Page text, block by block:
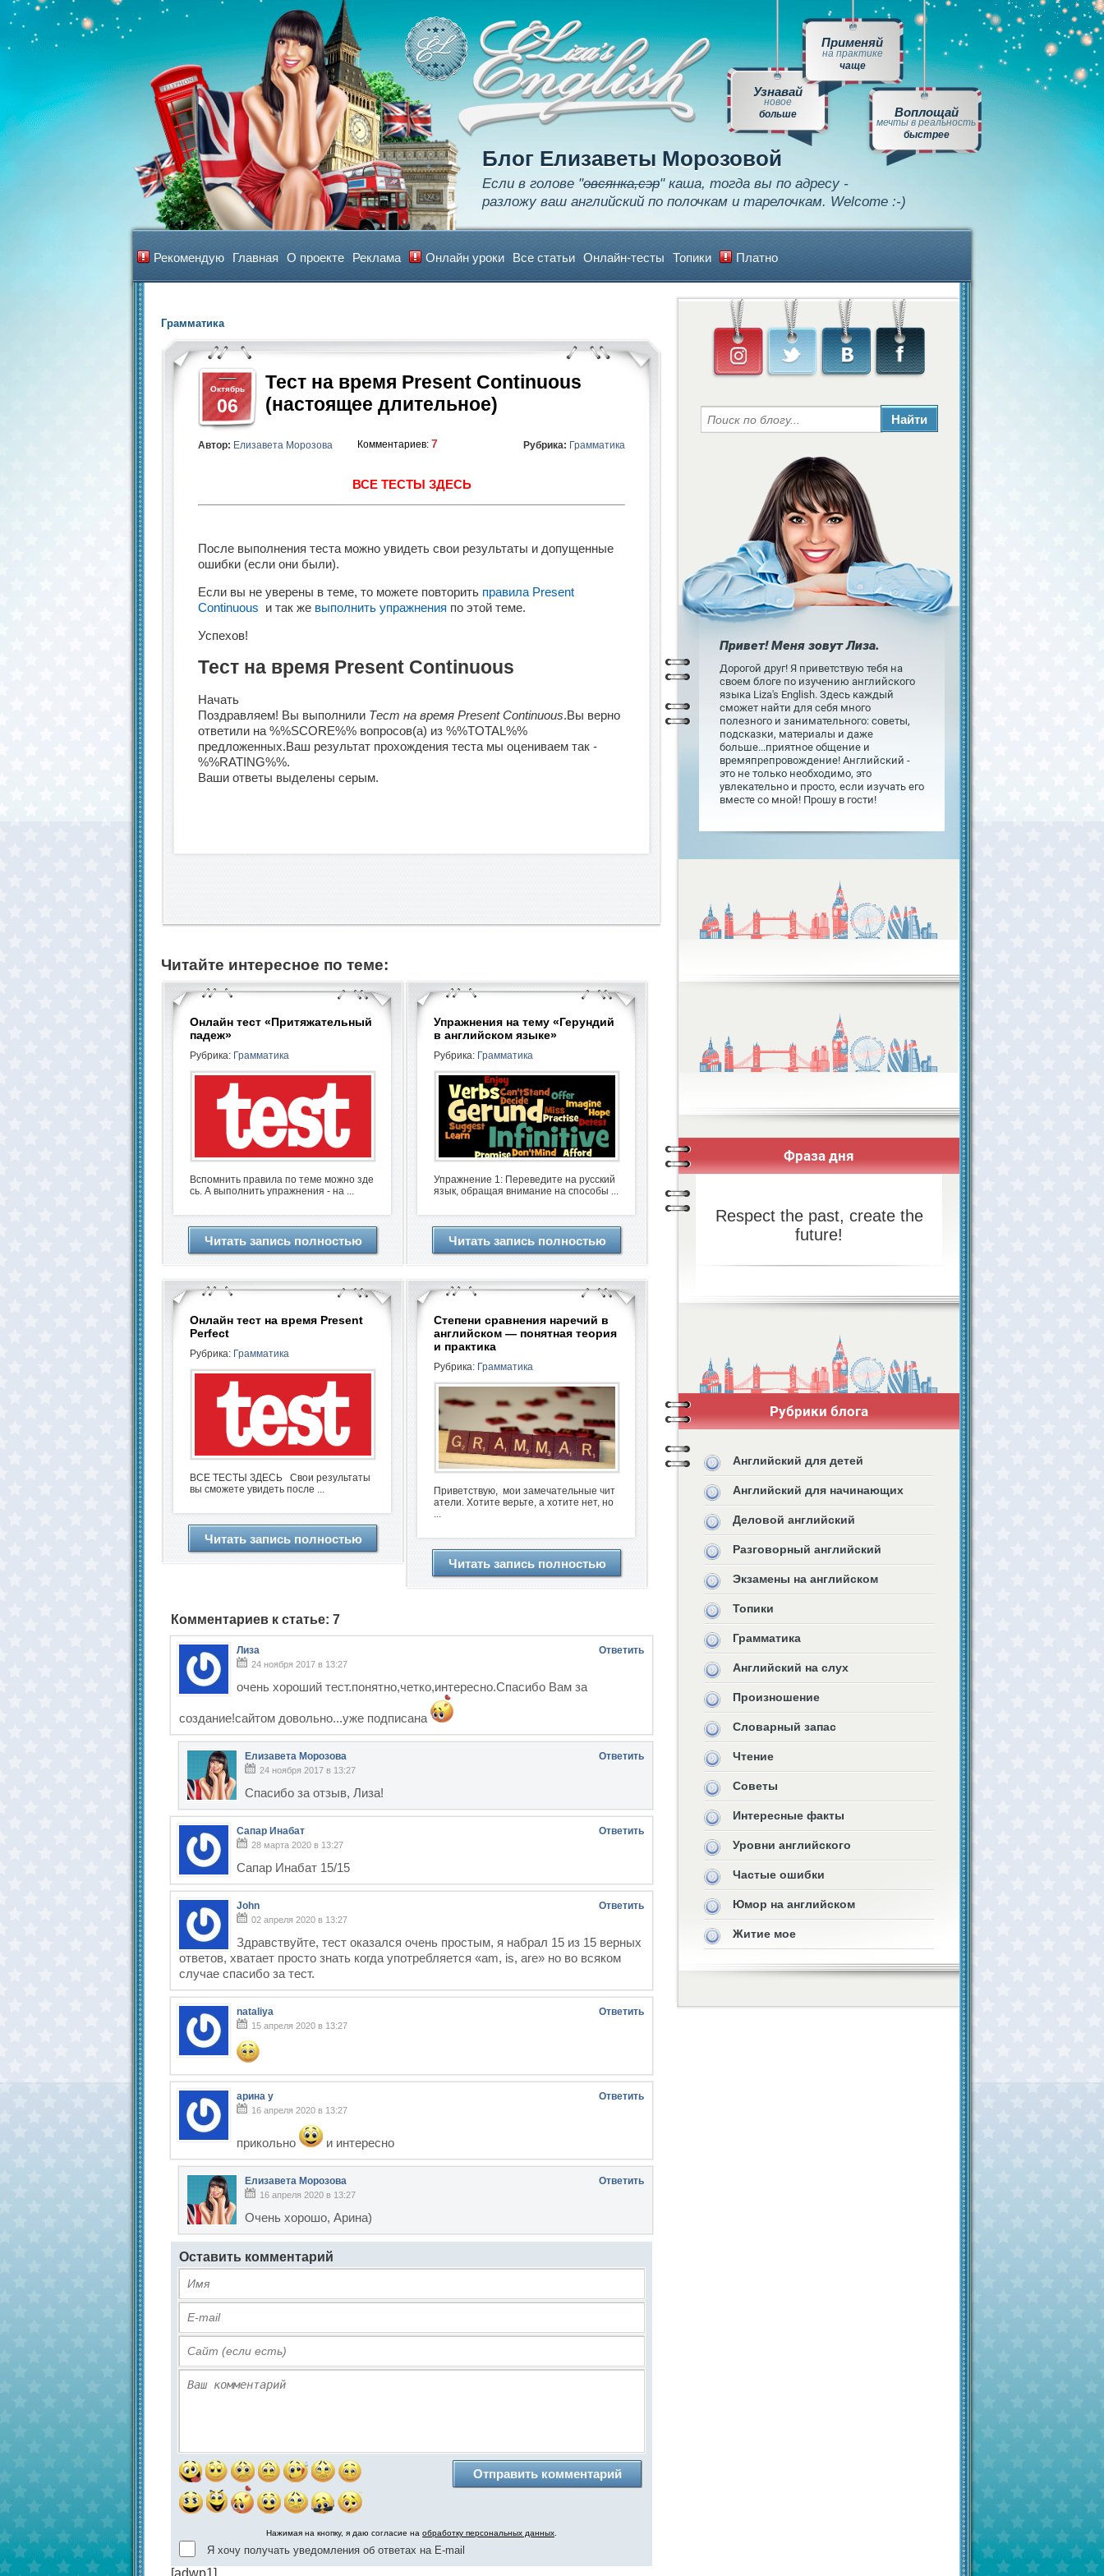
Блог Елизаветы Морозовой
Если в голове "овсянка,сэр" каша, тогда вы по адресу -
разложу ваш английский по полочкам и тарелочкам. Welcome :-)
Узнавай
Learn
новое
больше
Применяй
Apply
на практике
чаще
Воплощай
Realize
мечты в реальность
быстрее
Рекомендую Главная О проекте Реклама Онлайн уроки Все статьи Онлайн-тесты Топики Платно
Грамматика
Октябрь
06
Тест на время Present Continuous
(настоящее длительное)
Автор: Елизавета Морозова Комментариев: 7 Рубрика: Грамматика
ВСЕ ТЕСТЫ ЗДЕСЬ
После выполнения теста можно увидеть свои результаты и допущенные
ошибки (если они были).
Если вы не уверены в теме, то можете повторить правила Present
Continuous и так же выполнить упражнения по этой теме.
Успехов!
Тест на время Present Continuous
Начать
Поздравляем! Вы выполнили Тест на время Present Continuous.Вы верно
ответили на %%SCORE%% вопросов(а) из %%TOTAL%%
предложенных.Ваш результат прохождения теста мы оцениваем так -
%%RATING%%.
Ваши ответы выделены серым.
Читайте интересное по теме:
Онлайн тест «Притяжательный
падеж»
Рубрика: Грамматика
Вспомнить правила по теме можно зде
сь. А выполнить упражнения - на ...
Читать запись полностью
Упражнения на тему «Герундий
в английском языке»
Рубрика: Грамматика
Упражнение 1: Переведите на русский
язык, обращая внимание на способы ...
Читать запись полностью
Онлайн тест на время Present
Perfect
Рубрика: Грамматика
ВСЕ ТЕСТЫ ЗДЕСЬ Свои результаты
вы сможете увидеть после ...
Читать запись полностью
Степени сравнения наречий в
английском — понятная теория
и практика
Рубрика: Грамматика
Приветствую, мои замечательные чит
атели. Хотите верьте, а хотите нет, но
Читать запись полностью
Комментариев к статье: 7
Лиза Ответить
24 ноября 2017 в 13:27
очень хороший тест.понятно,четко,интересно.Спасибо Вам за
создание!сайтом довольно...уже подписана
Елизавета Морозова Ответить
24 ноября 2017 в 13:27
Спасибо за отзыв, Лиза!
Сапар Инабат Ответить
28 марта 2020 в 13:27
Сапар Инабат 15/15
John Ответить
02 апреля 2020 в 13:27
Здравствуйте, тест оказался очень простым, я набрал 15 из 15 верных
ответов, хватает просто знать когда употребляется «am, is, are» но во всяком
случае спасибо за тест.
nataliya Ответить
15 апреля 2020 в 13:27
арина у Ответить
16 апреля 2020 в 13:27
прикольно и интересно
Елизавета Морозова Ответить
16 апреля 2020 в 13:27
Очень хорошо, Арина)
Оставить комментарий
Нажимая на кнопку, я даю согласие на обработку персональных данных
Я хочу получать уведомления об ответах на E-mail
[adwp1]
Привет! Меня зовут Лиза.
Дорогой друг! Я приветствую тебя на
своем блоге по изучению английского
языка Liza's English. Здесь каждый
сможет найти для себя много
полезного и занимательного: советы,
подсказки, материалы и даже
больше...приятное общение и
времяпрепровождение! Английский -
это не только необходимо, это
увлекательно и просто, если изучать его
вместе со мной! Прошу в гости!
Фраза дня
Respect the past, create the
future!
Рубрики блога
Английский для детей
Английский для начинающих
Деловой английский
Разговорный английский
Экзамены на английском
Топики
Грамматика
Английский на слух
Произношение
Словарный запас
Чтение
Советы
Интересные факты
Уровни английского
Частые ошибки
Юмор на английском
Житие мое